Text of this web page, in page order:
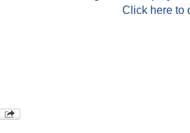
Click here to